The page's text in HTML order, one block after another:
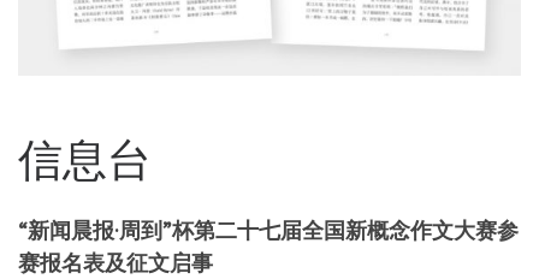
信息台
“新闻晨报·周到”杯第二十七届全国新概念作文大赛参
赛报名表及征文启事